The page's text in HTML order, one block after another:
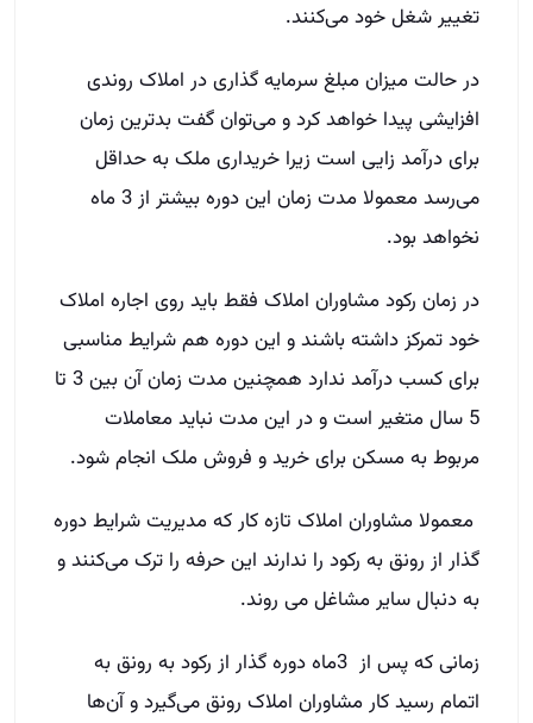
تغییر شغل خود می‌کنند.
در حالت میزان مبلغ سرمایه گذاری در املاک روندی
افزایشی پیدا خواهد کرد و می‌توان گفت بدترین زمان
برای درآمد زایی است زیرا خریداری ملک به حداقل
می‌رسد معمولا مدت زمان این دوره بیشتر از 3 ماه
نخواهد بود.
در زمان رکود مشاوران املاک فقط باید روی اجاره املاک
خود تمرکز داشته باشند و این دوره هم شرایط مناسبی
برای کسب درآمد ندارد همچنین مدت زمان آن بین 3 تا
5 سال متغیر است و در این مدت نباید معاملات
مربوط به مسکن برای خرید و فروش ملک انجام شود.
معمولا مشاوران املاک تازه کار که مدیریت شرایط دوره
گذار از رونق به رکود را ندارند این حرفه را ترک می‌کنند و
به دنبال سایر مشاغل می روند.
زمانی که پس از 3ماه دوره گذار از رکود به رونق به
اتمام رسید کار مشاوران املاک رونق می‌گیرد و آن‌ها